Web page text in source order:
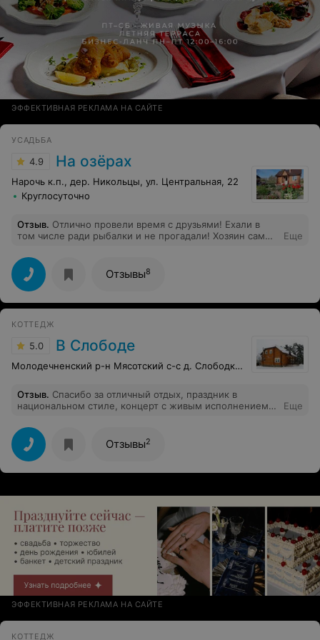
ЭФФЕКТИВНАЯ РЕКЛАМА НА САЙТЕ
УСАДЬБА
4.9 На озёрах
Нарочь к.п., дер. Никольцы, ул. Центральная, 22
Круглосуточно
Отзыв. Отлично провели время с друзьями! Ехали в
том числе ради рыбалки и не прогадали! Хозяин сам
тоже отлично - замечательная местность и
обустройство дома. Так же порадовала баня, за
дополнительную плату. В общем - замечательное
место для отдыха с друзьями или семьёй, а может и со
всеми сразу!)
Еще
Отзывы8
КОТТЕДЖ
5.0 В Слободе
Молодечненский р-н Мясотский с-с д. Слободка, 3
Отзыв. Спасибо за отличный отдых, праздник в
национальном стиле, концерт с живым исполнением в
Еще
Отзывы2
ЭФФЕКТИВНАЯ РЕКЛАМА НА САЙТЕ
КОТТЕДЖ